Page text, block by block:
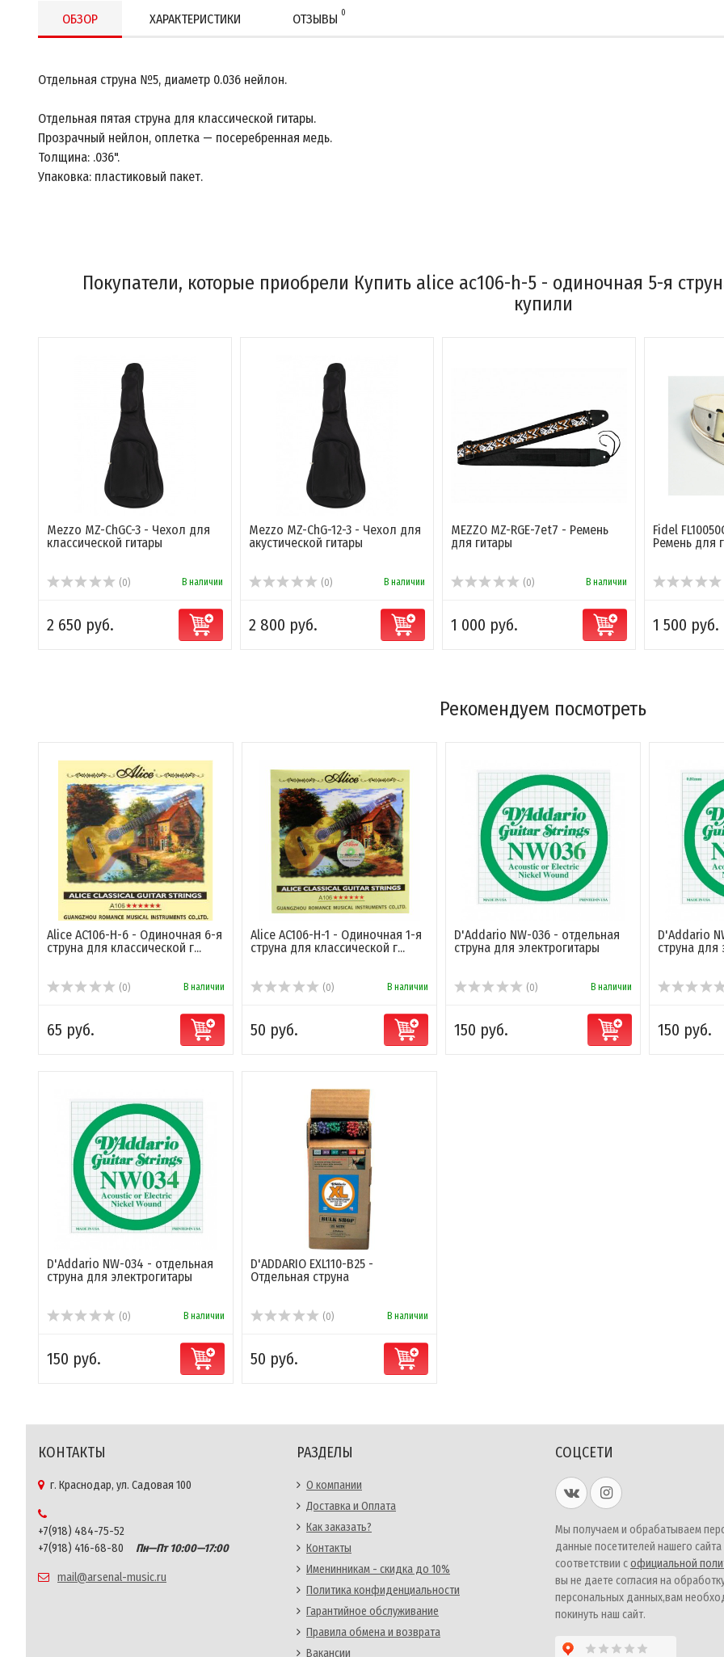
ОБЗОР ХАРАКТЕРИСТИКИ ОТЗЫВЫ 0
Отдельная струна №5, диаметр 0.036 нейлон.
Отдельная пятая струна для классической гитары.
Прозрачный нейлон, оплетка — посеребренная медь.
Толщина: .036".
Упаковка: пластиковый пакет.
Покупатели, которые приобрели Купить alice ac106-h-5 - одиночная 5-я
купили
Mezzo MZ-ChGC-3 - Чехол для
классической гитары
(0) В наличии
2 650 руб.
Mezzo MZ-ChG-12-3 - Чехол для
акустической гитары
(0) В наличии
2 800 руб.
MEZZO MZ-RGЕ-7et7 - Ремень
для гитары
(0) В наличии
1 000 руб.
Fidel
Ремень для
1 500 руб.
Рекомендуем посмотреть
Alice AC106-H-6 - Одиночная 6-я
струна для классической г...
(0) В наличии
65 руб.
Alice AC106-H-1 - Одиночная 1-я
струна для классической г...
(0) В наличии
50 руб.
D'Addario NW-036 - отдельная
струна для электрогитары
(0) В наличии
150 руб.
D'Addario
струна для
150 руб.
D'Addario NW-034 - отдельная
струна для электрогитары
(0) В наличии
150 руб.
D'ADDARIO EXL110-B25 -
Отдельная струна
(0) В наличии
50 руб.
КОНТАКТЫ
г. Краснодар, ул. Садовая 100
+7(918) 484-75-52
+7(918) 416-68-80
Пн—Пт 10:00—17:00
mail@arsenal-music.ru
РАЗДЕЛЫ
О компании
Доставка и Оплата
Как заказать?
Контакты
Именинникам - скидка до 10%
Политика конфиденциальности
Гарантийное обслуживание
Правила обмена и возврата
Вакансии
СОЦСЕТИ
Мы получаем и обрабатываем
данные посетителей нашего сайта
соответствии софициальной
вы не даете согласия на
персональных данных,вам
покинуть наш сайт.